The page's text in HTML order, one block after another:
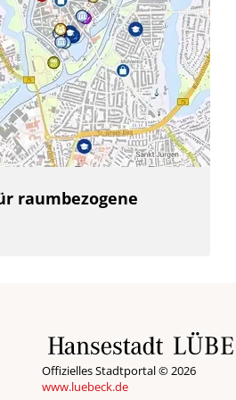
raumbezogene
Offizielles Stadtportal © 2026
www.luebeck.de